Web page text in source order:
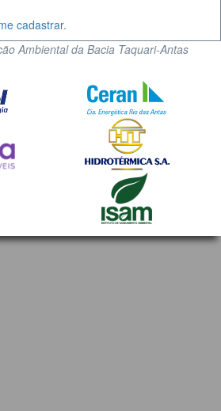
cadastrar.
Ambiental da Bacia Taquari-Antas